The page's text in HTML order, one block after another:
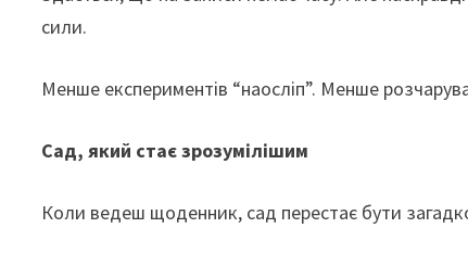
сили.
Менше експериментів “наосліп”. Менше
Сад, який стає зрозумілішим
Коли ведеш щоденник, сад перестає бути